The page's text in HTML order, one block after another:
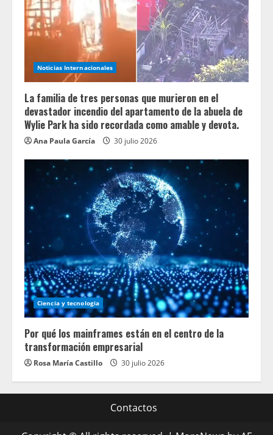
Noticias Internacionales
La familia de tres personas que murieron en el
devastador incendio del apartamento de la abuela de
Wylie Park ha sido recordada como amable y devota.
Ana Paula García 30 julio 2026
Ciencia y tecnologia
Por qué los mainframes están en el centro de la
transformación empresarial
Rosa María Castillo 30 julio 2026
Contactos